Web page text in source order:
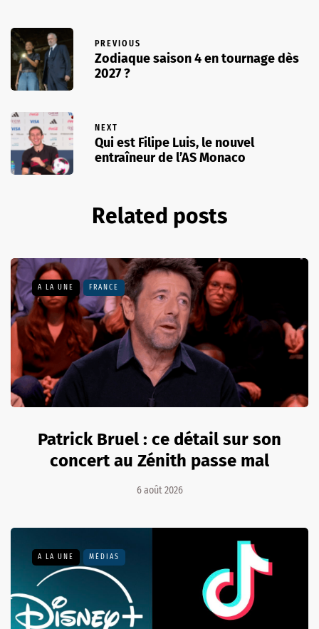
PREVIOUS
Zodiaque saison 4 en tournage dès
2027 ?
NEXT
Qui est Filipe Luis, le nouvel
entraîneur de l’AS Monaco
Related posts
A LA UNE FRANCE
Patrick Bruel : ce détail sur son
concert au Zénith passe mal
6 août 2026
A LA UNE MÉDIAS